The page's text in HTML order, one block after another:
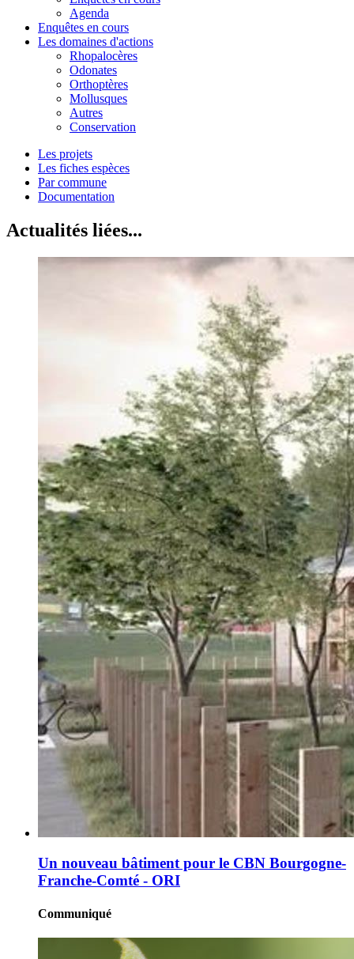
Agenda
Enquêtes en cours
Les domaines d'actions
Rhopalocères
Odonates
Orthoptères
Mollusques
Autres
Conservation
Les projets
Les fiches espèces
Par commune
Documentation
Actualités liées...
Un nouveau bâtiment pour le CBN Bourgogne-
Franche-Comté - ORI
Communiqué